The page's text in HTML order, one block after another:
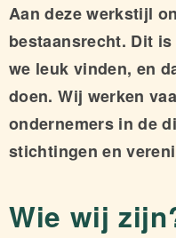
Aan deze werkstijl
bestaansrecht. Dit
we leuk vinden, en
doen. Wij werken
ondernemers in de
stichtingen en
Wie wij